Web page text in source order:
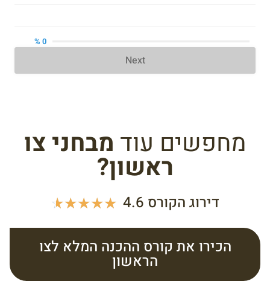
0 %
Next
מחפשים עוד מבחני צו
ראשון?
דירוג הקורס 4.6 ☆
☆
☆
☆
☆
הכירו את קורס ההכנה המלא לצו
הראשון